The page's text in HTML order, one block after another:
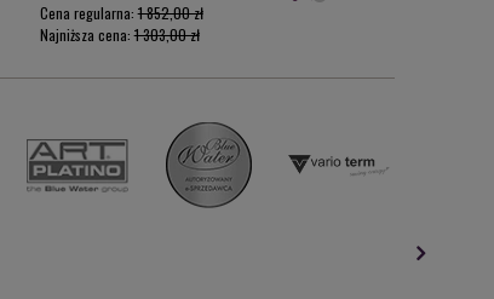
Cena regularna:1 852,00 zł
Najniższa cena:1 303,00 zł